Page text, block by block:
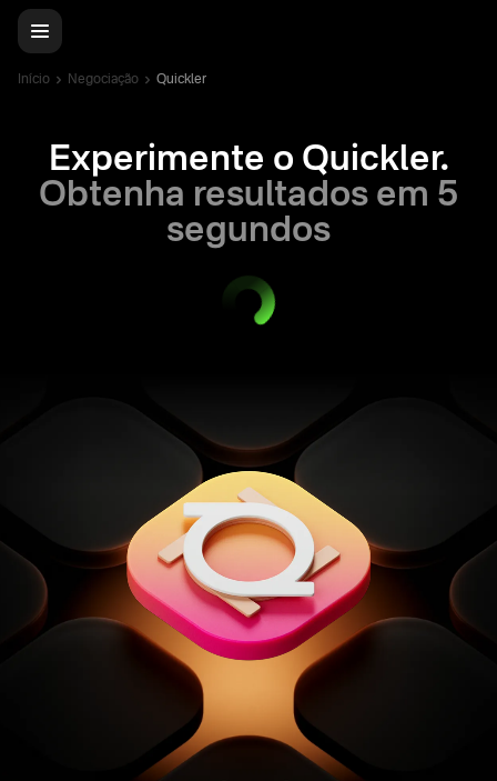
Início Negociação Quickler
Experimente o Quickler.
Obtenha resultados em 5
segundos